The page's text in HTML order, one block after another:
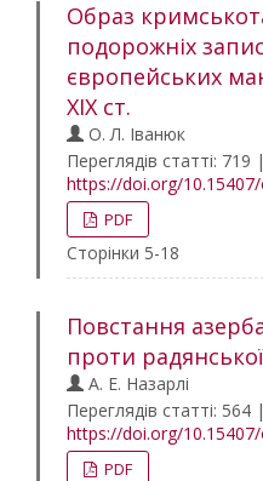
Образ
подорожніх
європейських
ХІХ ст.
О. Л. Іванюк
Переглядів статті:
https://doi.org/
PDF
Сторінки 5-18
Повстання
проти
А. Е. Назарлі
Переглядів статті:
https://doi.org/
PDF